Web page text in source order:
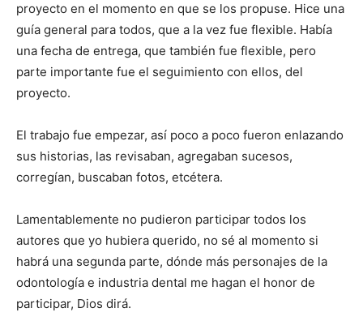
proyecto en el momento en que se los propuse. Hice una
guía general para todos, que a la vez fue flexible. Había
una fecha de entrega, que también fue flexible, pero
parte importante fue el seguimiento con ellos, del
proyecto.
El trabajo fue empezar, así poco a poco fueron enlazando
sus historias, las revisaban, agregaban sucesos,
corregían, buscaban fotos, etcétera.
Lamentablemente no pudieron participar todos los
autores que yo hubiera querido, no sé al momento si
habrá una segunda parte, dónde más personajes de la
odontología e industria dental me hagan el honor de
participar, Dios dirá.